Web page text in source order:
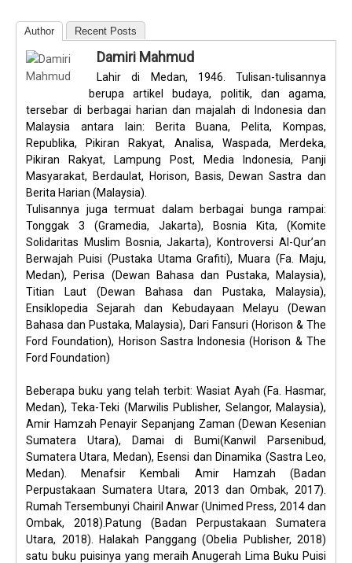
Author Recent Posts
Damiri Mahmud
Lahir di Medan, 1946. Tulisan-tulisannya
berupa artikel budaya, politik, dan agama,
tersebar di berbagai harian dan majalah di Indonesia dan
Malaysia antara lain: Berita Buana, Pelita, Kompas,
Republika, Pikiran Rakyat, Analisa, Waspada, Merdeka,
Pikiran Rakyat, Lampung Post, Media Indonesia, Panji
Masyarakat, Berdaulat, Horison, Basis, Dewan Sastra dan
Berita Harian (Malaysia).
Tulisannya juga termuat dalam berbagai bunga rampai:
Tonggak 3 (Gramedia, Jakarta), Bosnia Kita, (Komite
Solidaritas Muslim Bosnia, Jakarta), Kontroversi Al-Qur’an
Berwajah Puisi (Pustaka Utama Grafiti), Muara (Fa. Maju,
Medan), Perisa (Dewan Bahasa dan Pustaka, Malaysia),
Titian Laut (Dewan Bahasa dan Pustaka, Malaysia),
Ensiklopedia Sejarah dan Kebudayaan Melayu (Dewan
Bahasa dan Pustaka, Malaysia), Dari Fansuri (Horison & The
Ford Foundation), Horison Sastra Indonesia (Horison & The
Ford Foundation)
Beberapa buku yang telah terbit: Wasiat Ayah (Fa. Hasmar,
Medan), Teka-Teki (Marwilis Publisher, Selangor, Malaysia),
Amir Hamzah Penayir Sepanjang Zaman (Dewan Kesenian
Sumatera Utara), Damai di Bumi(Kanwil Parsenibud,
Sumatera Utara, Medan), Esensi dan Dinamika (Sastra Leo,
Medan). Menafsir Kembali Amir Hamzah (Badan
Perpustakaan Sumatera Utara, 2013 dan Ombak, 2017).
Rumah Tersembunyi Chairil Anwar (Unimed Press, 2014 dan
Ombak, 2018).Patung (Badan Perpustakaan Sumatera
Utara, 2018). Halakah Panggang (Obelia Publisher, 2018)
satu buku puisinya yang meraih Anugerah Lima Buku Puisi